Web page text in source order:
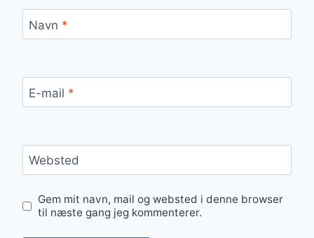
Navn *
E-mail *
Websted
Gem mit navn, mail og websted i denne browser
til næste gang jeg kommenterer.